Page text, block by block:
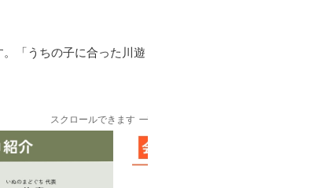
「うちの子に合った川遊
スクロールできます